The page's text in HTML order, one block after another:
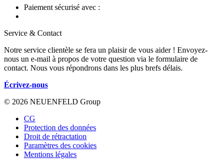
Paiement sécurisé avec :
Service & Contact
Notre service clientèle se fera un plaisir de vous aider ! Envoyez-
nous un e-mail à propos de votre question via le formulaire de
contact. Nous vous répondrons dans les plus brefs délais.
Écrivez-nous
© 2026 NEUENFELD Group
CG
Protection des données
Droit de rétractation
Paramètres des cookies
Mentions légales